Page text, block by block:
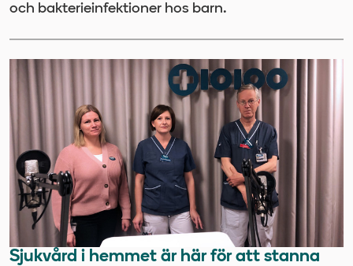
och bakterieinfektioner hos barn.
Sjukvård i hemmet är här för att stanna